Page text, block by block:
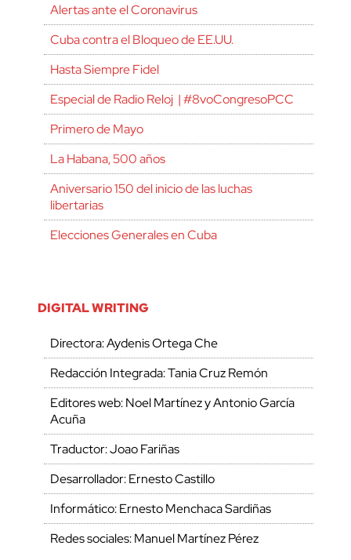
Alertas ante el Coronavirus
Cuba contra el Bloqueo de EE.UU.
Hasta Siempre Fidel
Especial de Radio Reloj | #8voCongresoPCC
Primero de Mayo
La Habana, 500 años
Aniversario 150 del inicio de las luchas
libertarias
Elecciones Generales en Cuba
DIGITAL WRITING
Directora: Aydenis Ortega Che
Redacción Integrada: Tania Cruz Remón
Editores web: Noel Martínez y Antonio García
Acuña
Traductor: Joao Fariñas
Desarrollador: Ernesto Castillo
Informático: Ernesto Menchaca Sardiñas
Redes sociales: Manuel Martínez Pérez